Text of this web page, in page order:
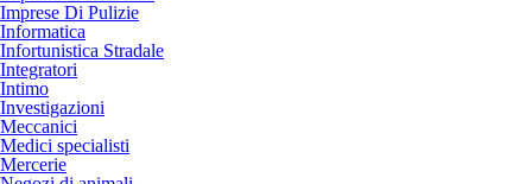
Imprese Di Pulizie
Informatica
Infortunistica Stradale
Integratori
Intimo
Investigazioni
Meccanici
Medici specialisti
Mercerie